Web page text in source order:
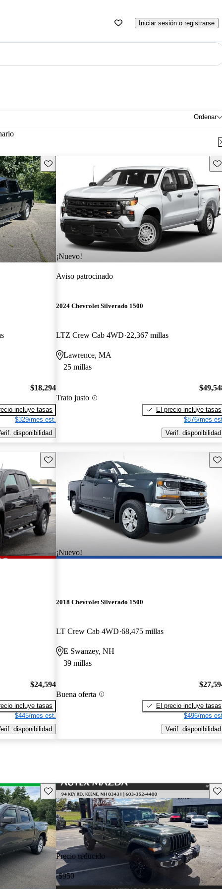
Iniciar sesión o registrarse
Ordenar
Guarda este Aviso
$18,294
incluye tasas
$329/mes est.
disponibilidad
¡Nuevo!
Aviso patrocinado
2024 Chevrolet Silverado 1500
LTZ Crew Cab 4WD 22,367 millas
Lawrence, MA
25 millas
Trato justo
El precio incluye tasas
$876/mes
Verif. disponibilidad
Guarda este Aviso
$24,594
incluye tasas
$445/mes est.
disponibilidad
¡Nuevo!
2018 Chevrolet Silverado 1500
LT Crew Cab 4WD 68,475 millas
E Swanzey, NH
39 millas
Buena oferta
El precio incluye tasas
$496/mes
Verif. disponibilidad
Guarda este Aviso
Precio reducido
-$950